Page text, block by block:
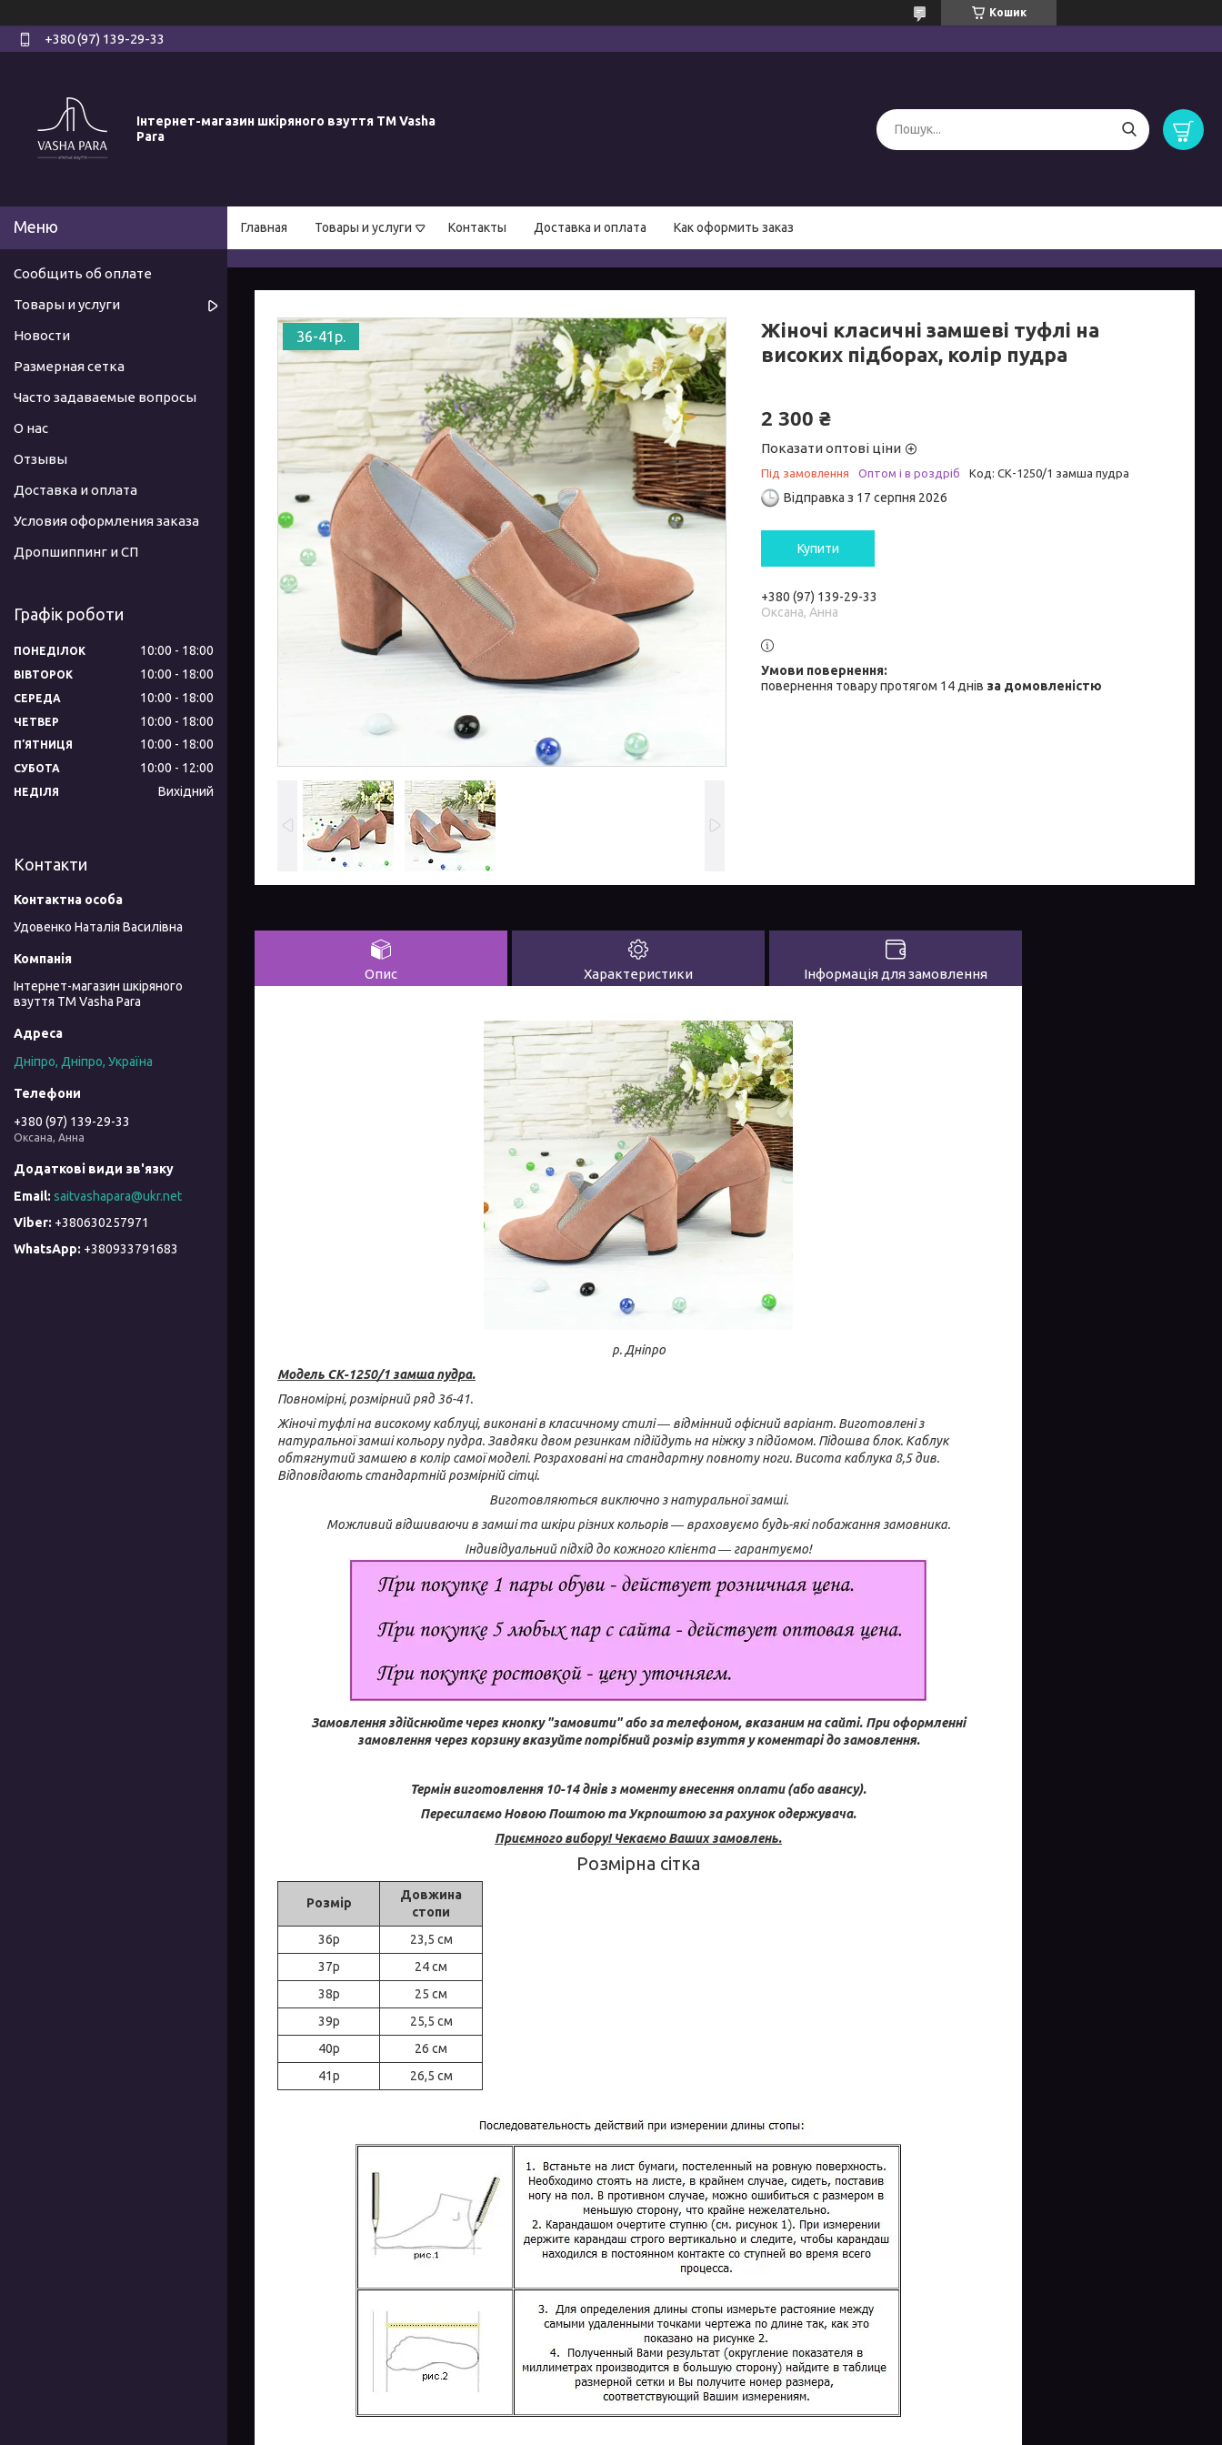
Кошик
+380 (97) 139-29-33
Інтернет-магазин шкіряного взуття ТМ Vasha
Para
Главная Товары и услуги Контакты Доставка и оплата Как оформить заказ
36-41р.
Жіночі класичні замшеві туфлі на
високих підборах, колір пудра
2 300 ₴
Показати оптові ціни
Під замовлення Оптом і в роздріб Код: СК-1250/1 замша пудра
Відправка з 17 серпня 2026
Купити
+380 (97) 139-29-33
Оксана, Анна
повернення товару протягом 14 днів за домовленістю
Опис Характеристики Інформація для замовлення
р. Дніпро
Модель СК-1250/1 замша пудра.
Повномірні, розмірний ряд 36-41.
Жіночі туфлі на високому каблуці, виконані в класичному стилі ― відмінний офісний варіант. Виготовлені з
натуральної замші кольору пудра. Завдяки двом резинкам підійдуть на ніжку з підйомом. Підошва блок. Каблук
обтягнутий замшею в колір самої моделі. Розраховані на стандартну повноту ноги. Висота каблука 8,5 див.
Відповідають стандартній розмірній сітці.
Виготовляються виключно з натуральної замші.
Можливий відшиваючи в замші та шкіри різних кольорів ― враховуємо будь-які побажання замовника.
Індивідуальний підхід до кожного клієнта ― гарантуємо!
Замовлення здійснюйте через кнопку "замовити" або за телефоном, вказаним на сайті. При оформленні
замовлення через корзину вказуйте потрібний розмір взуття у коментарі до замовлення.
Термін виготовлення 10-14 днів з моменту внесення оплати (або авансу).
Пересилаємо Новою Поштою та Укрпоштою за рахунок одержувача.
Приємного вибору! Чекаємо Ваших замовлень.
Розмірна сітка
Розмір
Довжина
стопи
36р
23,5 см
37р
24 см
38р
25 см
39р
25,5 см
40р
26 см
41р
26,5 см
Сообщить об оплате
Товары и услуги
Новости
Размерная сетка
Часто задаваемые вопросы
О нас
Отзывы
Доставка и оплата
Условия оформления заказа
Дропшиппинг и СП
Графік роботи
ПОНЕДІЛОК 10:00 18:00
ВІВТОРОК 10:00 18:00
СЕРЕДА 10:00 18:00
ЧЕТВЕР 10:00 18:00
ПʼЯТНИЦЯ 10:00 18:00
СУБОТА 10:00 12:00
НЕДІЛЯ Вихідний
Контакти
Удовенко Наталія Василівна
Інтернет-магазин шкіряного
взуття ТМ Vasha Para
Дніпро, Дніпро, Україна
+380 (97) 139-29-33
Оксана, Анна
saitvashapara@ukr.net
+380630257971
+380933791683